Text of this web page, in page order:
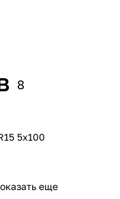
8
5х100
еще